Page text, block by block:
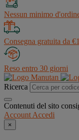
Nessun minimo
Consegna gratuita da
Reso entro 30 giorni
Ricerca
Contenuti del sito
Account Accedi
×